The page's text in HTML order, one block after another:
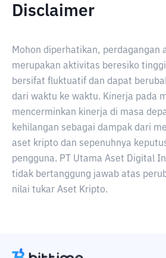
Disclaimer
Mohon diperhatikan, perdagangan
merupakan aktivitas beresiko
bersifat fluktuatif dan dapat
dari waktu ke waktu. Kinerja pada
mencerminkan kinerja di masa
kehilangan sebagai dampak dari
aset kripto dan sepenuhnya
pengguna. PT Utama Aset Digital
tidak bertanggung jawab atas
nilai tukar Aset Kripto.